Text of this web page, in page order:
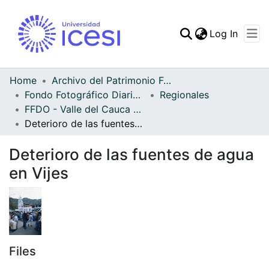
Statistics
Log In
Home
Archivo del Patrimonio Fotográfico y Fílmico del Valle del Cauca
Fondo Fotográfico Diario Occidente
Regionales
FFDO - Valle del Cauca - Patrimonial
Deterioro de las fuentes de agua en Vijes
Deterioro de las fuentes de agua
en Vijes
Files